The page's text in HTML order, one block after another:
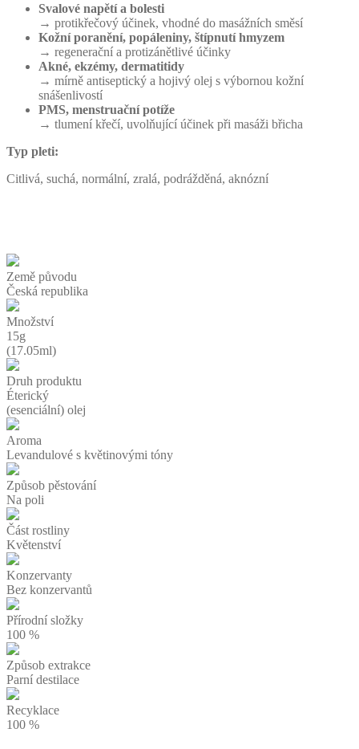
Svalové napětí a bolesti
→ protikřečový účinek, vhodné do masážních směsí
Kožní poranění, popáleniny, štípnutí hmyzem
→ regenerační a protizánětlivé účinky
Akné, ekzémy, dermatitidy
→ mírně antiseptický a hojivý olej s výbornou kožní
snášenlivostí
PMS, menstruační potíže
→ tlumení křečí, uvolňující účinek při masáži břicha
Typ pleti:
Citlivá, suchá, normální, zralá, podrážděná, aknózní
Země původu
Česká republika
Množství
15g
(17.05ml)
Druh produktu
Éterický
(esenciální) olej
Aroma
Levandulové s květinovými tóny
Způsob pěstování
Na poli
Část rostliny
Květenství
Konzervanty
Bez konzervantů
Přírodní složky
100 %
Způsob extrakce
Parní destilace
Recyklace
100 %